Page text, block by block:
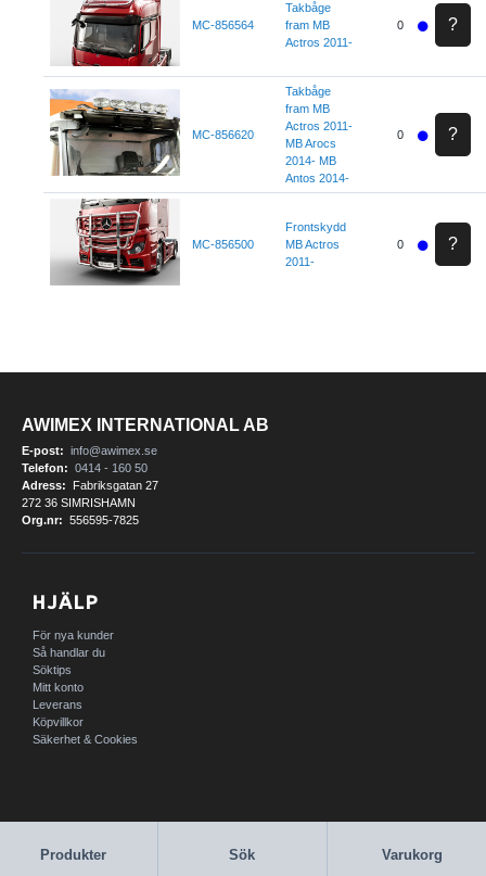
Produkter Sök Varukorg
MC-856564
Takbåge
fram MB
Actros 2011-
0 ?
MC-856620
Takbåge
fram MB
Actros 2011-
MB Arocs
2014- MB
Antos 2014-
0 ?
MC-856500
Frontskydd
MB Actros
2011-
0 ?
AWIMEX INTERNATIONAL AB
E-post: info@awimex.se
Telefon: 0414 - 160 50
Adress:
Fabriksgatan 27
272 36 SIMRISHAMN
Org.nr: 556595-7825
HJÄLP
För nya kunder
Så handlar du
Söktips
Mitt konto
Leverans
Köpvillkor
Säkerhet & Cookies